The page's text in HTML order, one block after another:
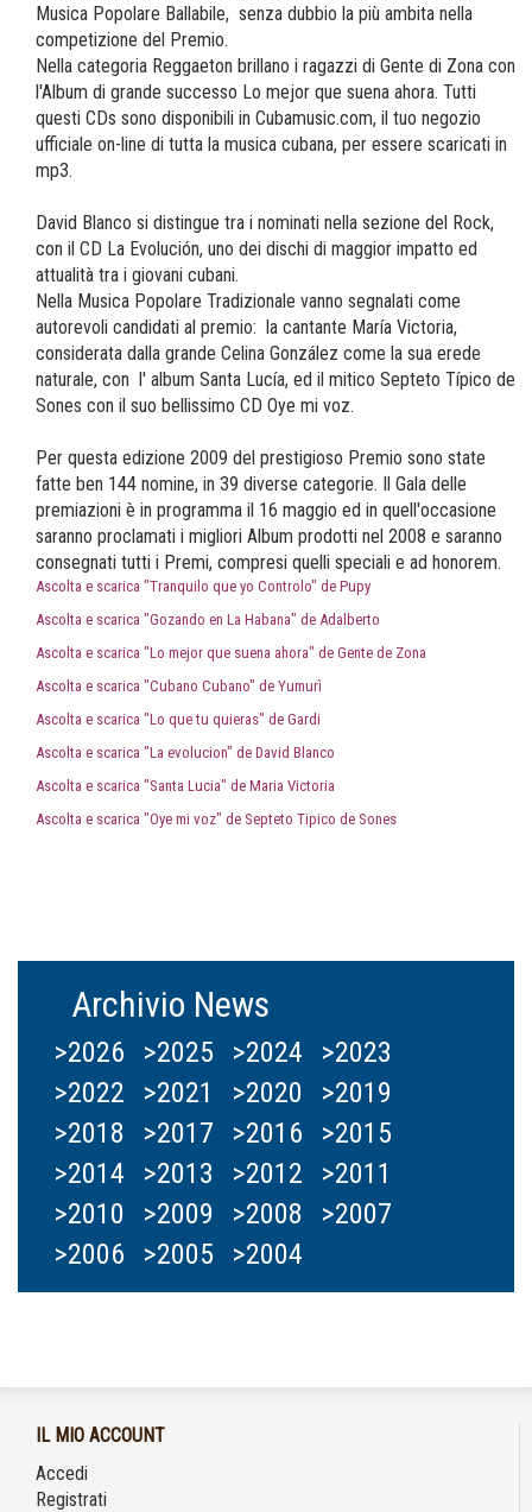
Musica Popolare Ballabile, senza dubbio la più ambita nella
competizione del Premio.
Nella categoria Reggaeton brillano i ragazzi di Gente di Zona con
l'Album di grande successo Lo mejor que suena ahora. Tutti
questi CDs sono disponibili in Cubamusic.com, il tuo negozio
ufficiale on-line di tutta la musica cubana, per essere scaricati in
mp3.
David Blanco si distingue tra i nominati nella sezione del Rock,
con il CD La Evolución, uno dei dischi di maggior impatto ed
attualità tra i giovani cubani.
Nella Musica Popolare Tradizionale vanno segnalati come
autorevoli candidati al premio: la cantante María Victoria,
considerata dalla grande Celina González come la sua erede
naturale, con l' album Santa Lucía, ed il mitico Septeto Típico de
Sones con il suo bellissimo CD Oye mi voz.
Per questa edizione 2009 del prestigioso Premio sono state
fatte ben 144 nomine, in 39 diverse categorie. Il Gala delle
premiazioni è in programma il 16 maggio ed in quell'occasione
saranno proclamati i migliori Album prodotti nel 2008 e saranno
consegnati tutti i Premi, compresi quelli speciali e ad honorem.
Ascolta e scarica "Tranquilo que yo Controlo" de Pupy
Ascolta e scarica "Gozando en La Habana" de Adalberto
Ascolta e scarica "Lo mejor que suena ahora" de Gente de Zona
Ascolta e scarica "Cubano Cubano" de Yumurì
Ascolta e scarica "Lo que tu quieras" de Gardi
Ascolta e scarica "La evolucion" de David Blanco
Ascolta e scarica "Santa Lucia" de Maria Victoria
Ascolta e scarica "Oye mi voz" de Septeto Tipico de Sones
Archivio News
>2026 >2025 >2024
>2023
>2022
>2021 >2020
>2019
>2018
>2017 >2016
>2015
>2014
>2013 >2012
>2011
>2010
>2009 >2008
>2007
>2006
>2005 >2004
IL MIO ACCOUNT
Accedi
Registrati